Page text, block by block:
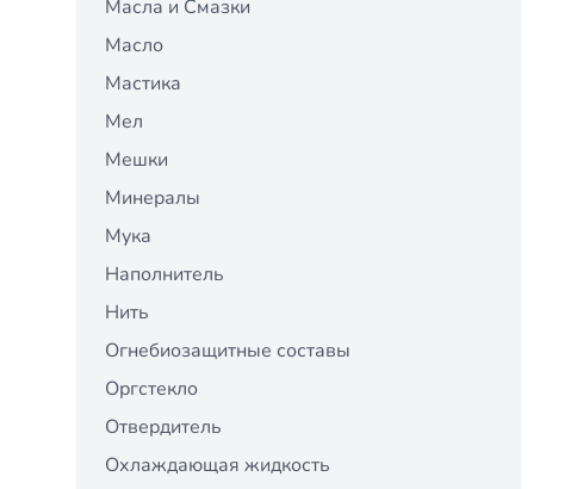
Масла и Смазки
Масло
Мастика
Мел
Мешки
Минералы
Мука
Наполнитель
Нить
Огнебиозащитные составы
Оргстекло
Отвердитель
Охлаждающая жидкость